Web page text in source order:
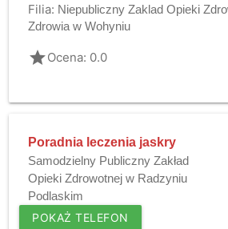
Filia: Niepubliczny Zaklad Opieki
Zdrowia w Wohyniu
gradeOcena: 0.0
Poradnia leczenia jaskry
Samodzielny Publiczny Zakład
Opieki Zdrowotnej w Radzyniu
Podlaskim
POKAŻ TELEFON